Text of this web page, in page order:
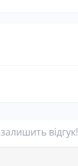
відгук!